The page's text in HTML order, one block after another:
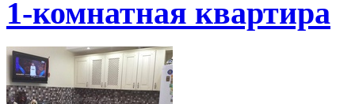
1-комнатная квартира